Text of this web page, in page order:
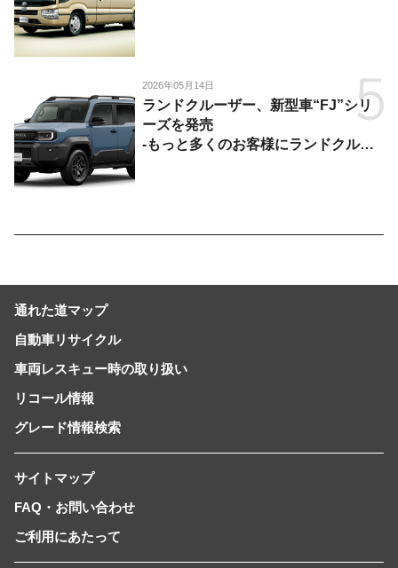
2026年05月14日
ランドクルーザー、新型車“FJ”シリ
ーズを発売
-もっと多くのお客様にランドクルー
通れた道マップ
自動車リサイクル
車両レスキュー時の取り扱い
リコール情報
グレード情報検索
サイトマップ
FAQ・お問い合わせ
ご利用にあたって